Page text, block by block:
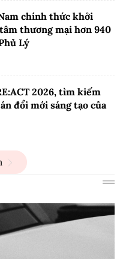
chính thức khởi
thương mại hơn 940
Lý
2026, tìm kiếm
đổi mới sáng tạo của